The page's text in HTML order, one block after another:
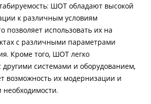
ШОТ обладают высокой
к различным условиям
позволяет использовать их на
с различными параметрами
Кроме того, ШОТ легко
другими системами и оборудованием,
возможность их модернизации и